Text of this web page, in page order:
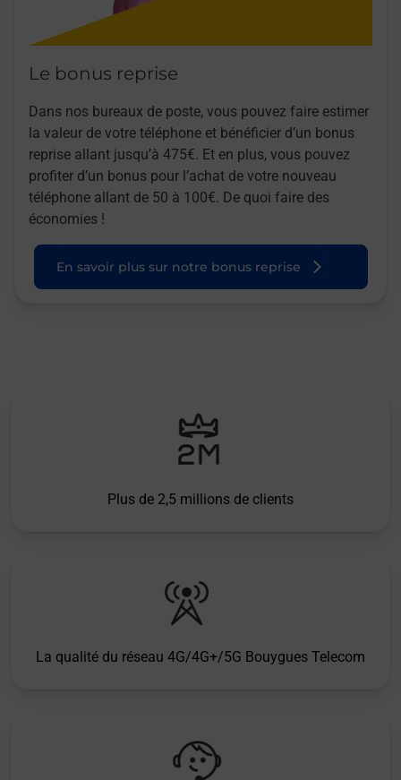
Le bonus reprise
Dans nos bureaux de poste, vous pouvez faire estimer
la valeur de votre téléphone et bénéficier d’un bonus
reprise allant jusqu’à 475€. Et en plus, vous pouvez
profiter d’un bonus pour l’achat de votre nouveau
téléphone allant de 50 à 100€. De quoi faire des
économies !
En savoir plus sur notre bonus reprise
Plus de 2,5 millions de clients
La qualité du réseau 4G/4G+/5G Bouygues Telecom